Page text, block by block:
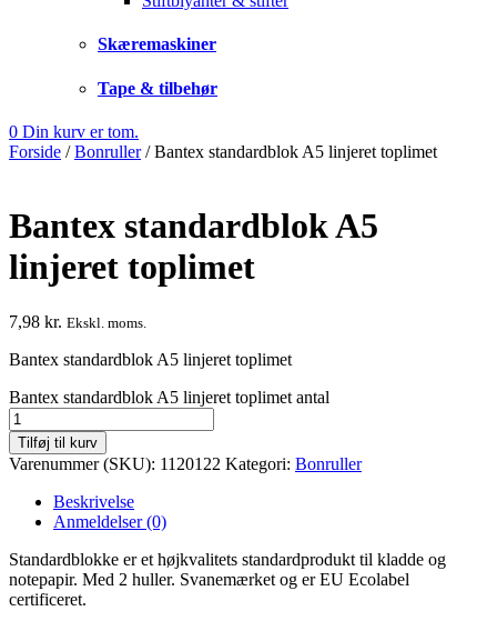
Skæremaskiner
Tape & tilbehør
0 Din kurv er tom.
Forside /Bonruller/Bantex standardblok A5 linjeret toplimet
Bantex standardblok A5
linjeret toplimet
7,98 kr. Ekskl. moms.
Bantex standardblok A5 linjeret toplimet
Bantex standardblok A5 linjeret toplimet antal
Tilføj til kurv
Varenummer (SKU): 1120122 Kategori: Bonruller
Beskrivelse
Anmeldelser (0)
Standardblokke er et højkvalitets standardprodukt til kladde og
notepapir. Med 2 huller. Svanemærket og er EU Ecolabel
certificeret.